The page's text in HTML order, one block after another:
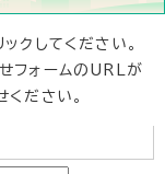
クしてください。
フォームのURLが
ださい。